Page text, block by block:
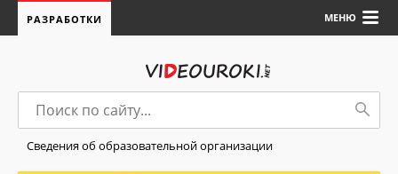
МЕНЮ
РАЗРАБОТКИ
Сведения об образовательной организации